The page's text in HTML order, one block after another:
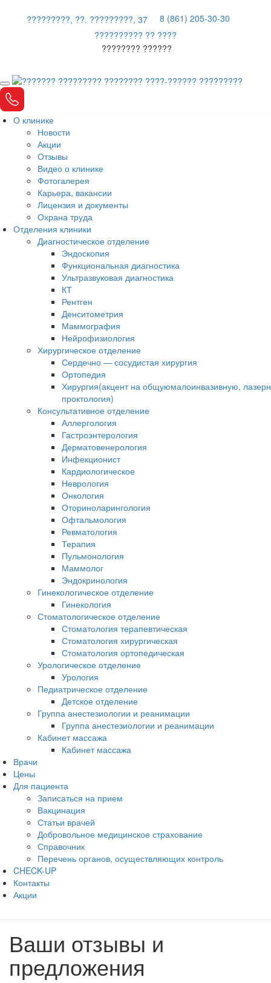
?????????, ??. ?????????, 37
8 (861) 205-30-30
?????????? ?? ????
???????? ??????
О клинике
Новости
Акции
Отзывы
Видео о клинике
Фотогалерея
Карьера, вакансии
Лицензия и документы
Охрана труда
Отделения клиники
Диагностическое отделение
Эндоскопия
Функциональная диагностика
Ультразвуковая диагностика
КТ
Рентген
Денситометрия
Маммография
Нейрофизиология
Хирургическое отделение
Сердечно — сосудистая хирургия
Ортопедия
Хирургия(акцент на общуюмалоинвазивную,
проктология)
Консультативное отделение
Аллергология
Гастроэнтерология
Дерматовенерология
Инфекционист
Кардиологическое
Неврология
Онкология
Оториноларингология
Офтальмология
Ревматология
Терапия
Пульмонология
Маммолог
Эндокринология
Гинекологическое отделение
Гинекология
Стоматологическое отделение
Стоматология терапевтическая
Стоматология хирургическая
Стоматология ортопедическая
Урологическое отделение
Урология
Педиатрическое отделение
Детское отделение
Группа анестезиологии и реанимации
Группа анестезиологии и реанимации
Кабинет массажа
Кабинет массажа
Врачи
Цены
Для пациента
Записаться на прием
Вакцинация
Статьи врачей
Добровольное медицинское страхование
Справочник
Перечень органов, осуществляющих контроль
CHECK-UP
Контакты
Акции
Ваши отзывы и
предложения